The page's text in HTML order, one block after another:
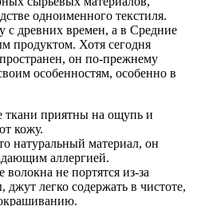
одноименного текстиля.
с древних времен, а в Средние
продуктом. Хотя сегодня
он по-прежнему
особенностям, особенно в
приятны на ощупь и
кожу.
натуральный материал, он
аллергией.
не портятся из-за
джут легко содержать в чистоте,